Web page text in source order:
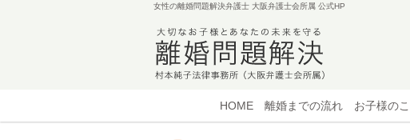
女性の離婚問題解決弁護士 大阪弁護士会所属 公式HP
HOME 離婚までの流れ お子様の